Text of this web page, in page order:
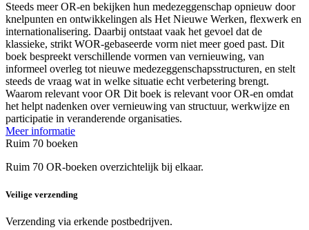
Steeds meer OR-en bekijken hun medezeggenschap opnieuw door
knelpunten en ontwikkelingen als Het Nieuwe Werken, flexwerk en
internationalisering. Daarbij ontstaat vaak het gevoel dat de
klassieke, strikt WOR-gebaseerde vorm niet meer goed past. Dit
boek bespreekt verschillende vormen van vernieuwing, van
informeel overleg tot nieuwe medezeggenschapsstructuren, en stelt
steeds de vraag wat in welke situatie echt verbetering brengt.
Waarom relevant voor OR Dit boek is relevant voor OR-en omdat
het helpt nadenken over vernieuwing van structuur, werkwijze en
participatie in veranderende organisaties.
Meer informatie
Ruim 70 boeken
Ruim 70 OR-boeken overzichtelijk bij elkaar.
Veilige verzending
Verzending via erkende postbedrijven.